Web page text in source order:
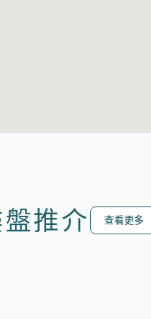
推介 查看更多